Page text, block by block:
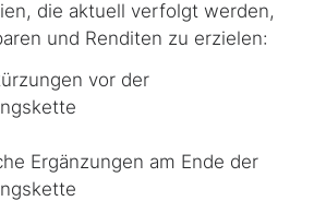
die aktuell verfolgt werden,
und Renditen zu erzielen:
vor der
Ergänzungen am Ende der